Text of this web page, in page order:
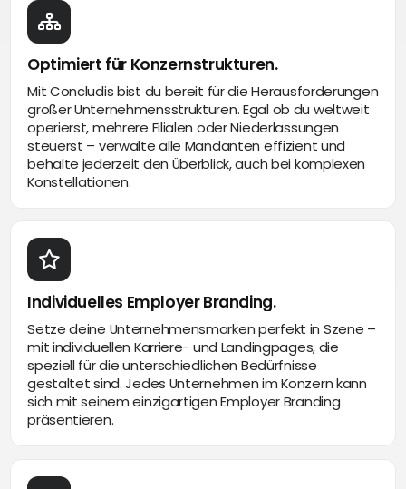
Optimiert für Konzernstrukturen.
Mit Concludis bist du bereit für die Herausforderungen
großer Unternehmensstrukturen. Egal ob du weltweit
operierst, mehrere Filialen oder Niederlassungen
steuerst – verwalte alle Mandanten effizient und
behalte jederzeit den Überblick, auch bei komplexen
Konstellationen.
Individuelles Employer Branding.
Setze deine Unternehmensmarken perfekt in Szene –
mit individuellen Karriere- und Landingpages, die
speziell für die unterschiedlichen Bedürfnisse
gestaltet sind. Jedes Unternehmen im Konzern kann
sich mit seinem einzigartigen Employer Branding
präsentieren.